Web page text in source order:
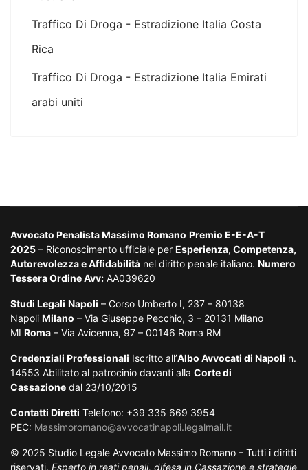
Traffico Di Droga - Estradizione Italia Costa
Rica
Traffico Di Droga - Estradizione Italia Emirati
arabi uniti
Avvocato Penalista Massimo Romano Premio E-E-A-T
2025 – Riconoscimento ufficiale per Esperienza, Competenza,
Autorevolezza e Affidabilità nel diritto penale italiano. Numero
Tessera Ordine Avv: AA039620
Studi Legali Napoli – Corso Umberto I, 237 – 80138
Napoli Milano – Via Giuseppe Pecchio, 3 – 20131 Milano
MI Roma – Via Avicenna, 97 – 00146 Roma RM
Credenziali Professionali Iscritto all’Albo Avvocati di Napoli n.
14553 Abilitato al patrocinio davanti alla Corte di
Cassazione dal 23/10/2015
Contatti Diretti Telefono: +39 335 669 3954
PEC: Massimoromano@avvocatinapoli.legalmail.it
© 2025 Studio Legale Avvocato Massimo Romano – Tutti i diritti
riservati. Esperto in reati penali, difesa in Cassazione e strategie